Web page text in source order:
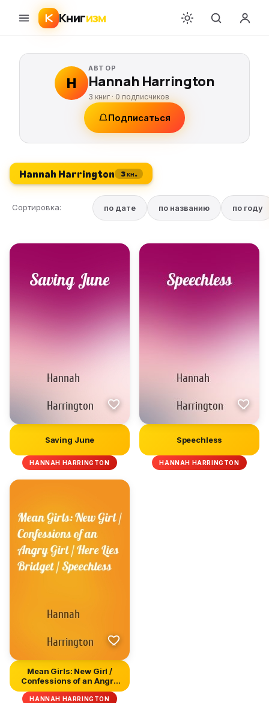
Книгизм
H
АВТОР
Hannah Harrington
3 книг · 0 подписчиков
Подписаться
Hannah Harrington 3 кн.
Сортировка: по дате по названию по году
Saving June
HANNAH HARRINGTON
Speechless
HANNAH HARRINGTON
Mean Girls: New Girl /
Confessions of an Angry
Gir...
HANNAH HARRINGTON